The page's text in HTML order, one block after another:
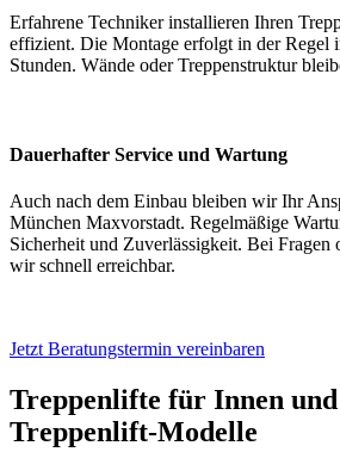
Erfahrene Techniker installieren Ihren
effizient. Die Montage erfolgt in der Regel
Stunden. Wände oder Treppenstruktur
Dauerhafter Service und Wartung
Auch nach dem Einbau bleiben wir Ihr
München Maxvorstadt. Regelmäßige
Sicherheit und Zuverlässigkeit. Bei Fragen
wir schnell erreichbar.
Jetzt Beratungstermin vereinbaren
Treppenlifte für Innen
Treppenlift-Modelle